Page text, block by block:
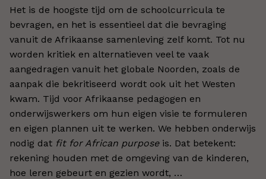
Het is de hoogste tijd om de schoolcurricula te
bevragen, en het is essentieel dat die bevraging
vanuit de Afrikaanse samenleving zelf komt. Tot nu
worden kritiek en alternatieven veel te vaak
aangedragen vanuit het globale Noorden, zoals de
aanpak die bekritiseerd wordt ook uit het Westen
kwam. Tijd voor Afrikaanse pedagogen en
onderwijswerkers om hun eigen visie te formuleren
en eigen plannen uit te werken. We hebben onderwijs
nodig dat fit for African purposeis. Dat betekent:
rekening houden met de omgeving van de kinderen,
hoe leren gebeurt en gezien wordt, …